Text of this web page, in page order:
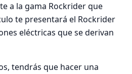
a la gama Rockrider que
te presentará el Rockrider
eléctricas que se derivan
tendrás que hacer una